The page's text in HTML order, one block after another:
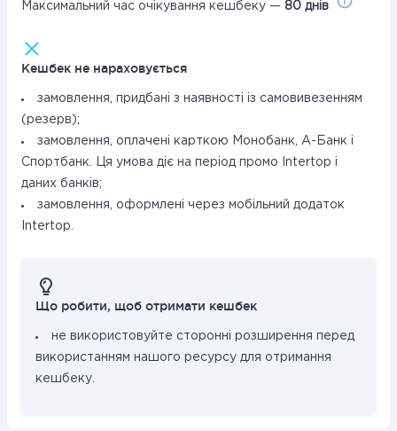
Максимальний час очікування кешбеку — 80 днів
Кешбек не нараховується
замовлення, придбані з наявності із самовивезенням
(резерв);
замовлення, оплачені карткою Монобанк, А-Банк і
Спортбанк. Ця умова діє на період промо Intertop і
даних банків;
замовлення, оформлені через мобільний додаток
Intertop.
Що робити, щоб отримати кешбек
не використовуйте сторонні розширення перед
використанням нашого ресурсу для отримання
кешбеку.